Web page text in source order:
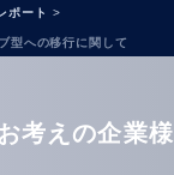
ポート
型への移行に関して
考えの企業様